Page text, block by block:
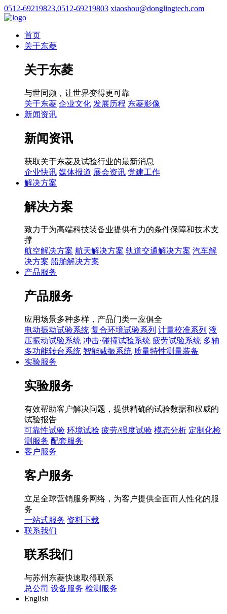
0512-69219823,0512-69219803 xiaoshou@donglingtech.com
首页
关于东菱
关于东菱
与世同频，让世界变得更可靠
关于东菱 企业文化 发展历程 东菱影像
新闻资讯
新闻资讯
获取关于东菱及试验行业的最新消息
企业快讯 媒体报道 展会资讯 党建工作
解决方案
解决方案
致力于为高端科技装备业提供有力的条件保障和技术支
撑
航空解决方案 航天解决方案 轨道交通解决方案 汽车解
决方案 船舶解决方案
产品服务
产品服务
应用场景多种多样，产品门类一应俱全
电动振动试验系统 复合环境试验系列 计量校准系列 液
压振动试验系统 冲击·碰撞试验系统 疲劳试验系统 多轴
多功能转台系统 智能减振系统 质量特性测量装备
实验服务
实验服务
有效帮助客户解决问题，提供精确的试验数据和权威的
试验报告
可靠性试验 环境试验 疲劳/强度试验 模态分析 定制化检
测服务 配套服务
客户服务
客户服务
立足全球营销服务网络，为客户提供全面而人性化的服
务
一站式服务 资料下载
联系我们
联系我们
与苏州东菱快速取得联系
总公司 设备服务 检测服务
English